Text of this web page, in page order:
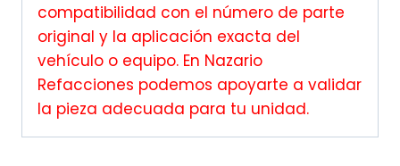
compatibilidad con el número de parte
original y la aplicación exacta del
vehículo o equipo. En Nazario
Refacciones podemos apoyarte a validar
la pieza adecuada para tu unidad.